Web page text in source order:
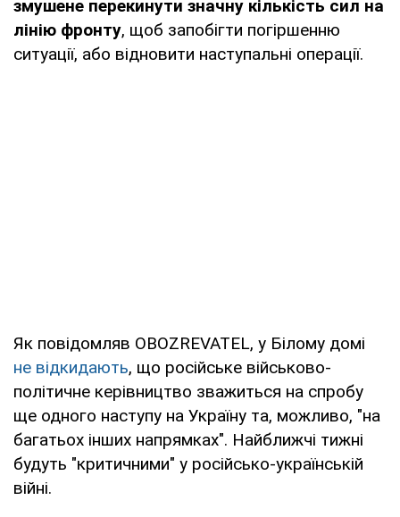
змушене перекинути значну кількість сил на
лінію фронту, щоб запобігти погіршенню
ситуації, або відновити наступальні операції.
Як повідомляв OBOZREVATEL, у Білому домі
не відкидають, що російське військово-
політичне керівництво зважиться на спробу
ще одного наступу на Україну та, можливо, "на
багатьох інших напрямках". Найближчі тижні
будуть "критичними" у російсько-українській
війні.